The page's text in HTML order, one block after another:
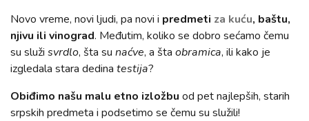
Novo vreme, novi ljudi, pa novi i predmeti za kuću, baštu,
njivu ili vinograd. Međutim, koliko se dobro sećamo čemu
su služi svrdlo, šta su naćve, a šta obramica, ili kako je
izgledala stara dedina testija?
Obiđimo našu malu etno izložbu od pet najlepših, starih
srpskih predmeta i podsetimo se čemu su služili!